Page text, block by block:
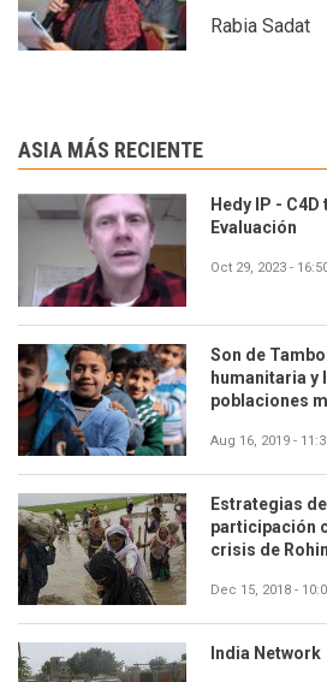
Rabia Sadat
ASIA MÁS RECIENTE
Hedy IP -
Evaluación
Oct 29, 2023 -
Son de
humanitaria y
poblaciones
Aug 16, 2019 -
Estrategias
participación
crisis de
Dec 15, 2018 -
India Network